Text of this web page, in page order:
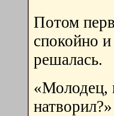
Потом
спокойно
решалась.
«Молодец,
натворил?»